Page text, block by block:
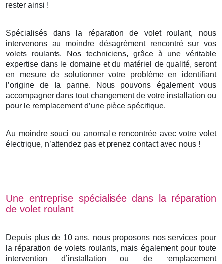
rester ainsi !
Spécialisés dans la réparation de volet roulant, nous
intervenons au moindre désagrément rencontré sur vos
volets roulants. Nos techniciens, grâce à une véritable
expertise dans le domaine et du matériel de qualité, seront
en mesure de solutionner votre problème en identifiant
l’origine de la panne. Nous pouvons également vous
accompagner dans tout changement de votre installation ou
pour le remplacement d’une pièce spécifique.
Au moindre souci ou anomalie rencontrée avec votre volet
électrique, n’attendez pas et prenez contact avec nous !
Une entreprise spécialisée dans la réparation
de volet roulant
Depuis plus de 10 ans, nous proposons nos services pour
la réparation de volets roulants, mais également pour toute
intervention d’installation ou de remplacement